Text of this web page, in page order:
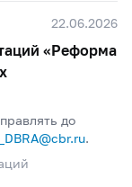
22.06.2026
«Реформа
до
.